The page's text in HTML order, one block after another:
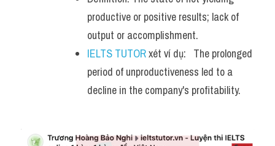
productive or positive results; lack of
output or accomplishment.
IELTS TUTOR xét ví dụ:   The prolonged
period of unproductiveness led to a
decline in the company's profitability.